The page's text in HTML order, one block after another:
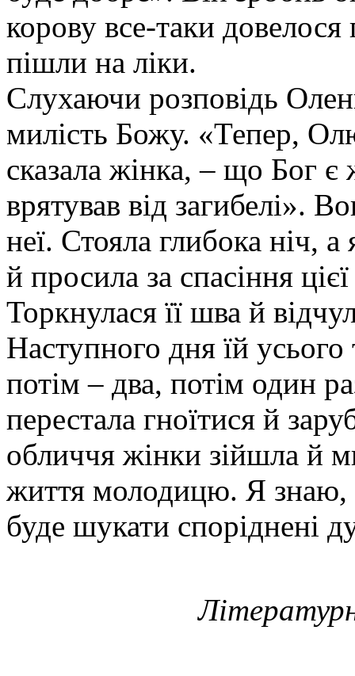
корову все-таки довелося
пішли на ліки.
Слухаючи розповідь
милість Божу. «Тепер,
сказала жінка, – що Бог
врятував від загибелі».
неї. Стояла глибока ніч,
й просила за спасіння
Торкнулася її шва й
Наступного дня їй усього
потім – два, потім один
перестала гноїтися й
обличчя жінки зійшла й
життя молодицю. Я знаю,
буде шукати споріднені